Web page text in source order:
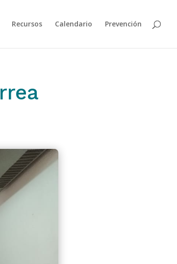
Recursos Calendario Prevención